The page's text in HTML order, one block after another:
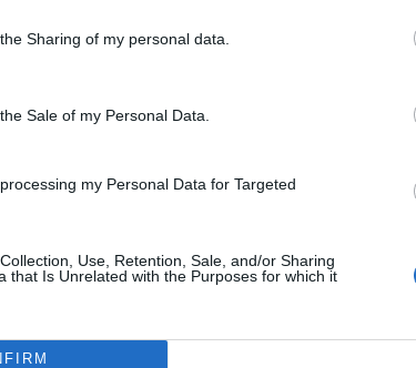
Sharing of my personal data.
Sale of my Personal Data.
my Personal Data for Targeted
Use, Retention, Sale, and/or Sharing
that Is Unrelated with the Purposes for which it